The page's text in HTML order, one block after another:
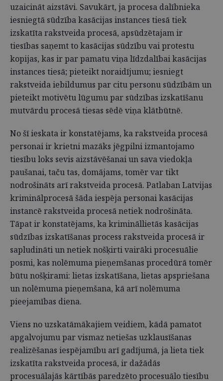
uzaicināt aizstāvi. Savukārt, ja procesa dalībnieka
iesniegtā sūdzība kasācijas instances tiesā tiek
izskatīta rakstveida procesā, apsūdzētajam ir
tiesības saņemt to kasācijas sūdzību vai protestu
kopijas, kas ir par pamatu viņa līdzdalībai kasācijas
instances tiesā; pieteikt noraidījumu; iesniegt
rakstveida iebildumus par citu personu sūdzībām un
pieteikt motivētu lūgumu par sūdzības izskatīšanu
mutvārdu procesā tiesas sēdē viņa klātbūtnē.
No šī ieskata ir konstatējams, ka rakstveida procesā
personai ir krietni mazāks jēgpilni izmantojamo
tiesību loks sevis aizstāvēšanai un sava viedokļa
paušanai, taču tas, domājams, tomēr var tikt
nodrošināts arī rakstveida procesā. Patlaban Latvijas
kriminālprocesā šāda iespēja personai kasācijas
instancē rakstveida procesā netiek nodrošināta.
Tāpat ir konstatējams, ka krimināllietās kasācijas
sūdzības izskatīšanas process rakstveida procesā ir
sapludināti un netiek nošķirti vairāki procesuālie
posmi, kas nolēmuma pieņemšanas procedūrā tomēr
būtu nošķirami: lietas izskatīšana, lietas apspriešana
un nolēmuma pieņemšana, kā arī nolēmuma
pieejamības diena.
Viens no uzskatāmākajiem veidiem, kādā pamatot
apgalvojumu par vismaz netiešas uzklausīšanas
realizēšanas iespējamību arī gadījumā, ja lieta tiek
izskatīta rakstveida procesā, ir dažādās
procesuālajās kārtībās paredzēto procesuālo tiesību